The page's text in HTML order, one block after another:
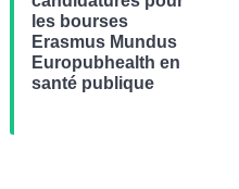
les bourses
Erasmus Mundus
Europubhealth en
santé publique